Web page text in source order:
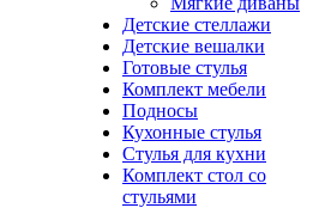
Детские стеллажи
Детские вешалки
Готовые стулья
Комплект мебели
Подносы
Кухонные стулья
Стулья для кухни
Комплект стол со
стульями